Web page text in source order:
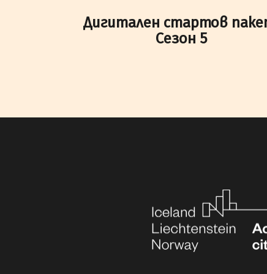
Дигитален стартов
Сезон 5